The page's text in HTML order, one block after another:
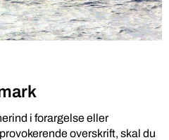
i forargelse eller
overskrift, skal du